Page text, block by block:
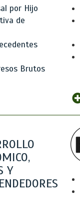
por Hijo
de
Brutos
Y